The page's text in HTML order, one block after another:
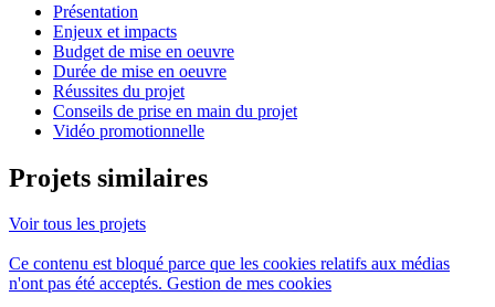
Présentation
Enjeux et impacts
Budget de mise en oeuvre
Durée de mise en oeuvre
Réussites du projet
Conseils de prise en main du projet
Vidéo promotionnelle
Projets similaires
Voir tous les projets
Ce contenu est bloqué parce que les cookies relatifs aux médias
n'ont pas été acceptés. Gestion de mes cookies